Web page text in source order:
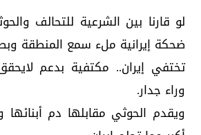
لو قارنا بين الشرعية للتحالف
ضحكة إيرانية ملء سمع المنطقة
تختفي إيران.. مكتفية بدعم
وراء جدار.
ويقدم الحوثي مقابلها دم